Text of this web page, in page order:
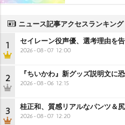
ニュース記事アクセスランキング
1 セイレーン役声優、選考理由を
2026-08-07 12:00
2 『ちいかわ』新グッズ説明文に
2026-08-06 12:15
3 桂正和、質感リアルなパンツ＆
2026-08-07 12:20